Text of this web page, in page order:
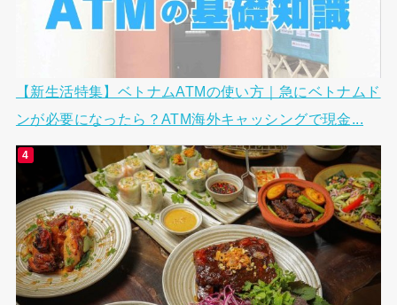
【新生活特集】ベトナムATMの使い方｜急にベトナムド
ンが必要になったら？ATM海外キャッシングで現金...